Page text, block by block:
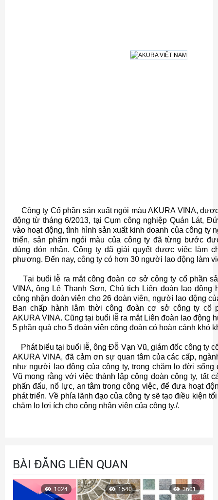
Công ty Cổ phần sản xuất ngói màu AKURA VINA,
động từ tháng 6/2013, tại Cụm công nghiệp Quán Lát,
vào hoạt động, tình hình sản xuất kinh doanh của công ty
triển, sản phẩm ngói màu của công ty đã từng bước
dùng đón nhận. Công ty đã giải quyết được việc làm
phương. Đến nay, công ty có hơn 30 người lao động làm
Tại buổi lễ ra mắt công đoàn cơ sở công ty cổ phần
VINA, ông Lê Thanh Sơn, Chủ tịch Liên đoàn lao động
công nhận đoàn viên cho 26 đoàn viên, người lao động
Ban chấp hành lâm thời công đoàn cơ sở công ty cổ
AKURA VINA. Cũng tại buổi lễ ra mắt Liên đoàn lao động
5 phần quà cho 5 đoàn viên công đoàn có hoàn cảnh khó
Phát biểu tại buổi lễ, ông Đỗ Vạn Vũ, giám đốc công ty
AKURA VINA, đã cảm ơn sự quan tâm của các cấp,
như người lao động của công ty, trong chăm lo đời
Vũ mong rằng với việc thành lập công đoàn công ty, tất
phấn đấu, nổ lực, an tâm trong công việc, để đưa hoạt
phát triển. Về phía lãnh đạo của công ty sẽ tạo điều kiện
chăm lo lợi ích cho công nhân viên của công ty./.
BÀI ĐĂNG LIÊN QUAN
1024 1540 3601